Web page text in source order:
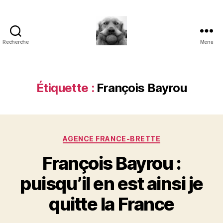
Recherche
paradoxe
en
Menu
Étiquette : François Bayrou
Catégories
AGENCE FRANCE-BRETTE
François Bayrou :
puisqu’il en est ainsi je
quitte la France